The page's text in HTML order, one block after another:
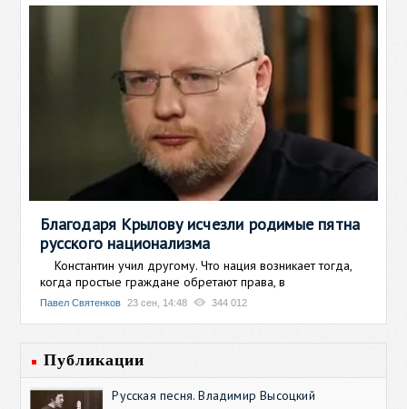
Благодаря Крылову исчезли родимые пятна
русского национализма
Константин учил другому. Что нация возникает тогда,
когда простые граждане обретают права, в
Павел Святенков 23 сен, 14:48 344 012
Публикации
Русская песня. Владимир Высоцкий